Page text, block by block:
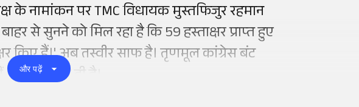
के नामांकन पर TMC विधायक मुस्तफिजुर रहमान
से सुनने को मिल रहा है कि 59 हस्ताक्षर प्राप्त हुए
किए हैं।' अब तस्वीर साफ है। तृणमूल कांग्रेस बंट
भी गंवा दी है।
और पढ़ें